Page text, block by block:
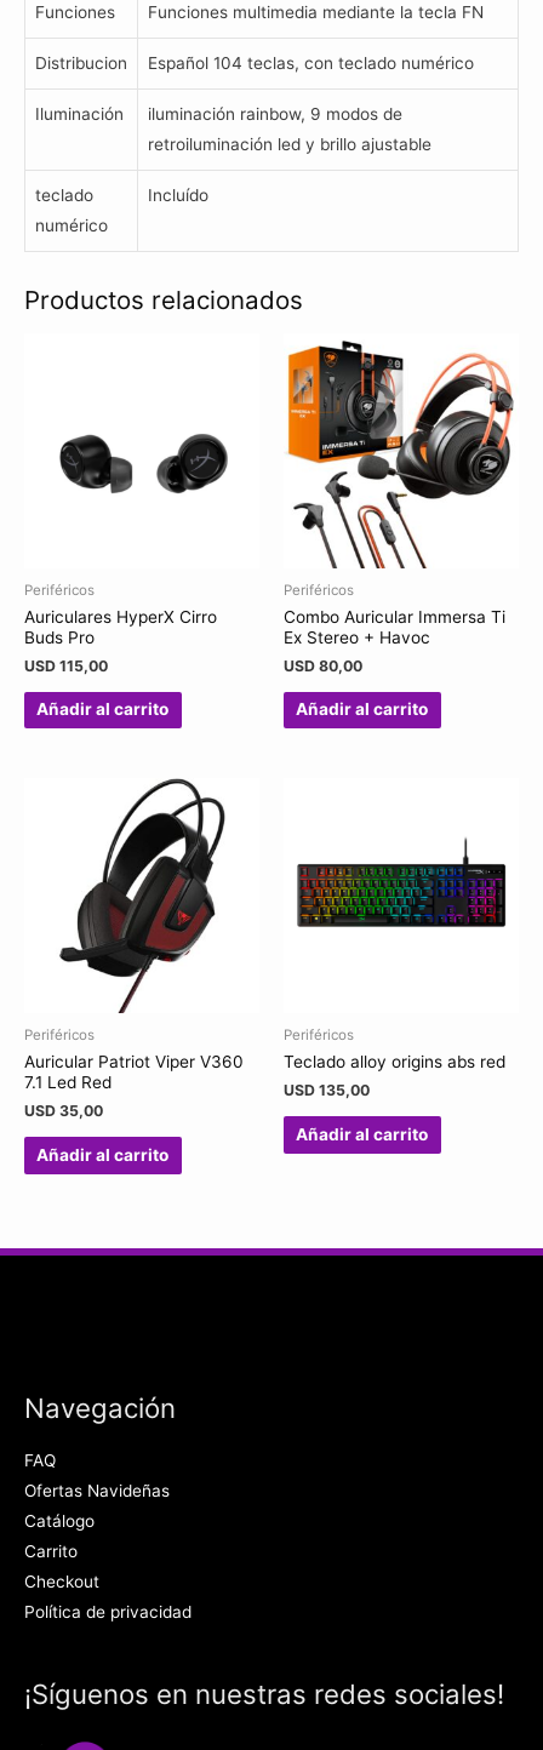
Funciones Funciones multimedia mediante la tecla FN
Distribucion Español 104 teclas, con teclado numérico
Iluminación
iluminación rainbow, 9 modos de
retroiluminación led y brillo ajustable
teclado
numérico
Incluído
Productos relacionados
Periféricos
Auriculares HyperX Cirro
Buds Pro
USD 115,00
Añadir al carrito
Periféricos
Combo Auricular Immersa Ti
Ex Stereo + Havoc
USD 80,00
Añadir al carrito
Periféricos
Auricular Patriot Viper V360
7.1 Led Red
USD 35,00
Añadir al carrito
Periféricos
Teclado alloy origins abs red
USD 135,00
Añadir al carrito
Navegación
FAQ
Ofertas Navideñas
Catálogo
Carrito
Checkout
Política de privacidad
¡Síguenos en nuestras redes sociales!